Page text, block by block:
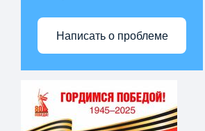
Написать о проблеме